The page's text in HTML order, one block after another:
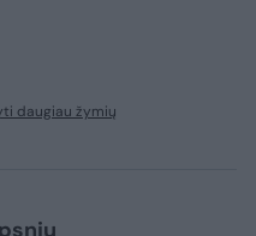
daugiau žymių